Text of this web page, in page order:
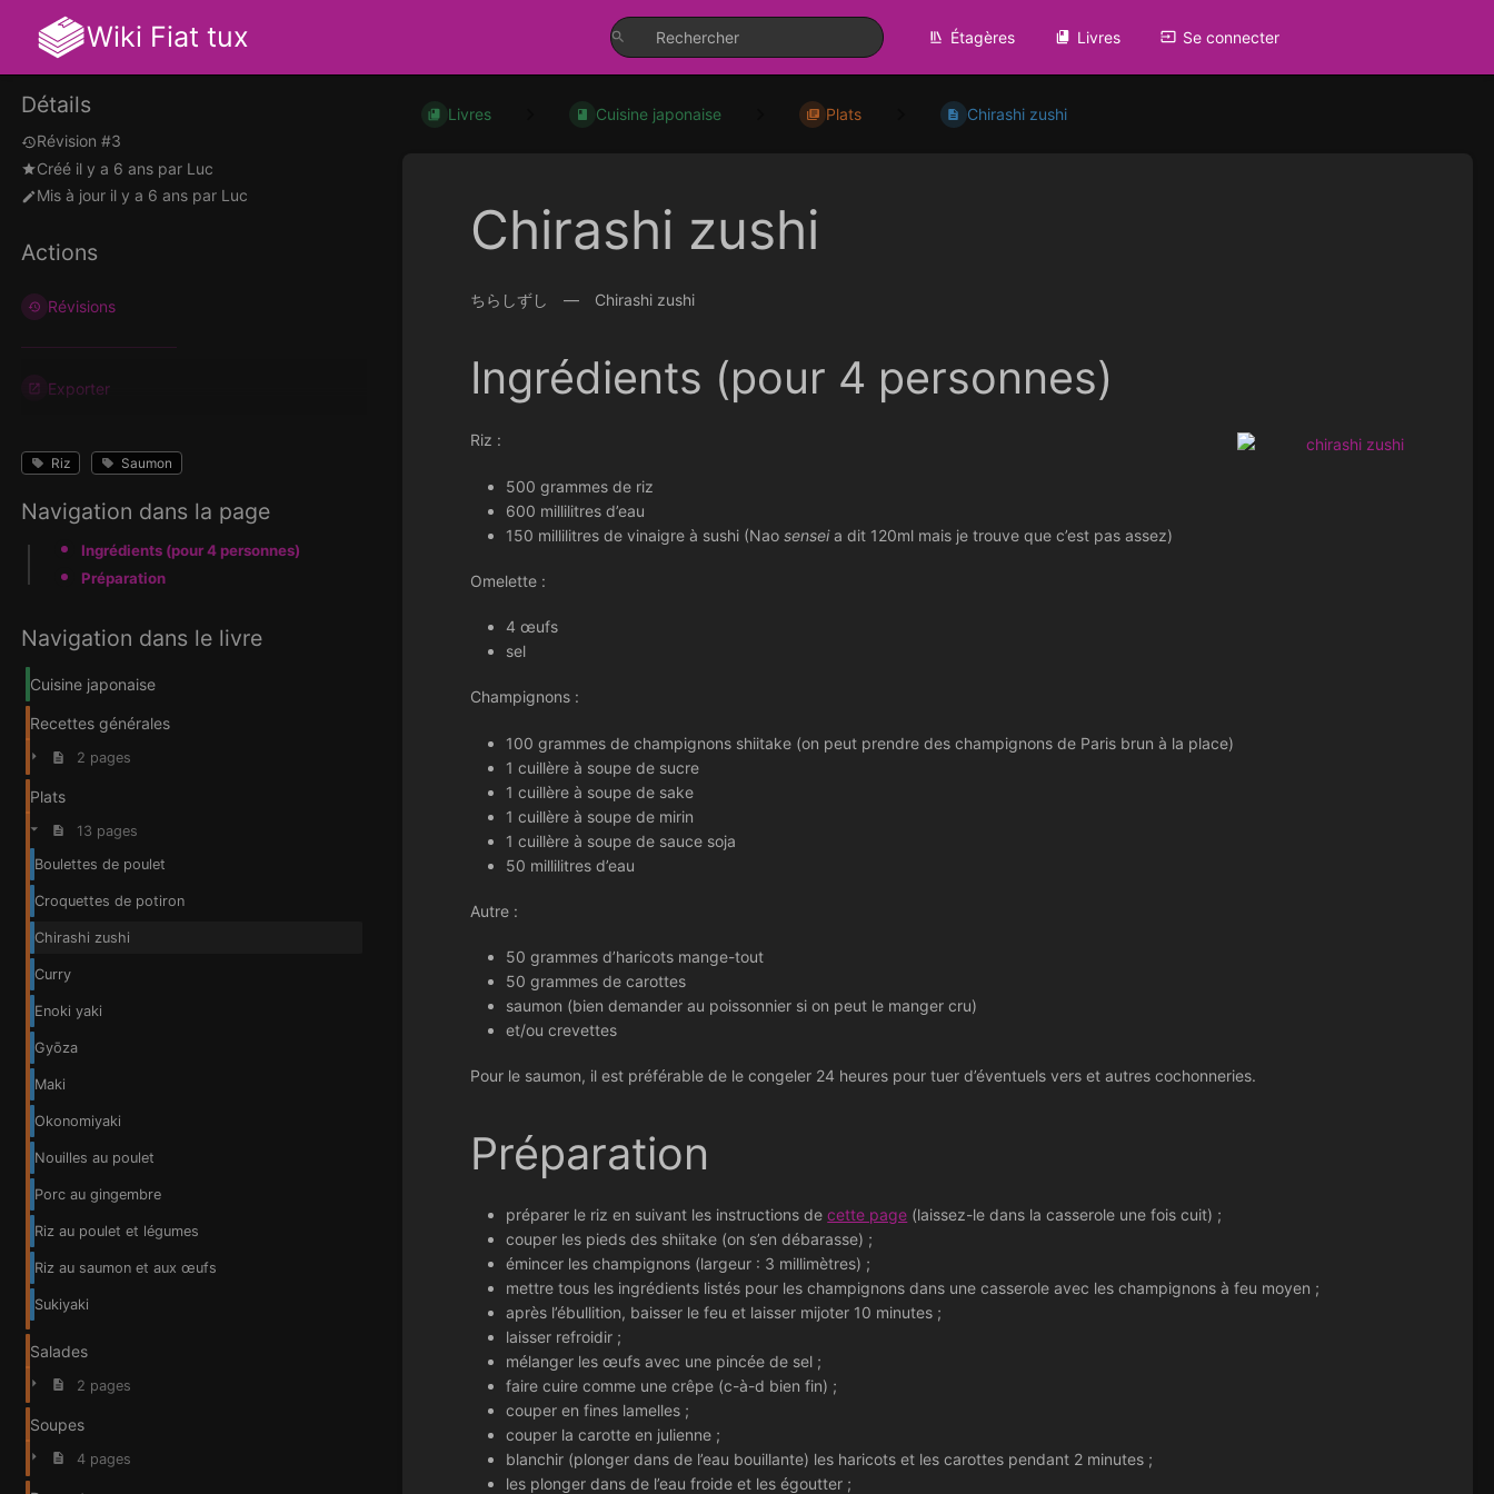
Wiki Fiat tux Étagères Livres Se connecter
Détails
Révision #3
Créé il y a 6 ans par Luc
Mis à jour il y a 6 ans par Luc
Actions
Révisions
Exporter
Riz Saumon
Navigation dans la page
Ingrédients (pour 4 personnes)
Préparation
Navigation dans le livre
Cuisine japonaise
Recettes générales
2 pages
Plats
13 pages
Boulettes de poulet
Croquettes de potiron
Chirashi zushi
Curry
Enoki yaki
Gyōza
Maki
Okonomiyaki
Nouilles au poulet
Porc au gingembre
Riz au poulet et légumes
Riz au saumon et aux œufs
Sukiyaki
Salades
2 pages
Soupes
4 pages
Livres Cuisine japonaise Plats Chirashi zushi
Chirashi zushi
ちらしずし — Chirashi zushi
Ingrédients (pour 4 personnes)
Riz :
500 grammes de riz
600 millilitres d’eau
150 millilitres de vinaigre à sushi (Naosenseia dit 120ml mais je trouve que c’est pas assez)
Omelette :
4 œufs
sel
Champignons :
100 grammes de champignons shiitake (on peut prendre des champignons de Paris brun à la place)
1 cuillère à soupe de sucre
1 cuillère à soupe de sake
1 cuillère à soupe de mirin
1 cuillère à soupe de sauce soja
50 millilitres d’eau
Autre :
50 grammes d’haricots mange-tout
50 grammes de carottes
saumon (bien demander au poissonnier si on peut le manger cru)
et/ou crevettes
Pour le saumon, il est préférable de le congeler 24 heures pour tuer d’éventuels vers et autres cochonneries.
Préparation
préparer le riz en suivant les instructions decette page (laissez-le dans la casserole une fois cuit) ;
couper les pieds des shiitake (on s’en débarasse) ;
émincer les champignons (largeur : 3 millimètres) ;
mettre tous les ingrédients listés pour les champignons dans une casserole avec les champignons à feu moyen ;
après l’ébullition, baisser le feu et laisser mijoter 10 minutes ;
laisser refroidir ;
mélanger les œufs avec une pincée de sel ;
faire cuire comme une crêpe (c-à-d bien fin) ;
couper en fines lamelles ;
couper la carotte en julienne ;
blanchir (plonger dans de l’eau bouillante) les haricots et les carottes pendant 2 minutes ;
les plonger dans de l’eau froide et les égoutter ;